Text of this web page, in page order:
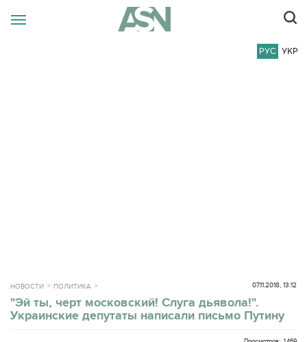
РУС УКР
НОВОСТИ ПОЛИТИКА 07.11.2018, 13:12
"Эй ты, черт московский! Слуга дьявола!".
Украинские депутаты написали письмо Путину